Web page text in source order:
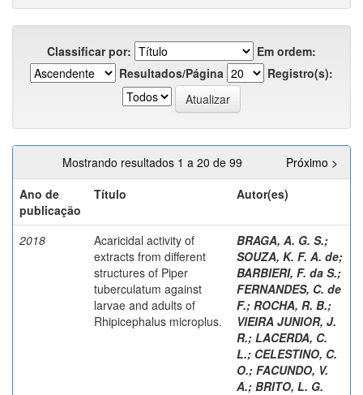
Classificar por:
Em ordem:
Resultados/Página
Registro(s):
Mostrando resultados 1 a 20 de 99
Próximo >
Ano de
publicação
Título Autor(es)
2018
Acaricidal activity of
extracts from different
structures of Piper
tuberculatum against
larvae and adults of
Rhipicephalus microplus.
BRAGA, A. G. S.;
SOUZA, K. F. A. de;
BARBIERI, F. da S.;
FERNANDES, C. de
F.; ROCHA, R. B.;
VIEIRA JUNIOR, J.
R.; LACERDA, C.
L.; CELESTINO, C.
O.; FACUNDO, V.
A.; BRITO, L. G.